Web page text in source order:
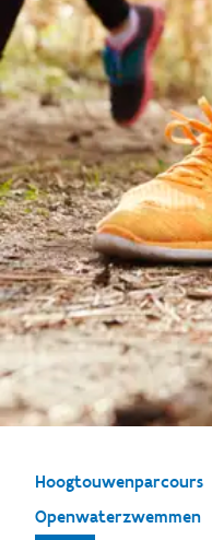
Hoogtouwenparcours
Openwaterzwemmen